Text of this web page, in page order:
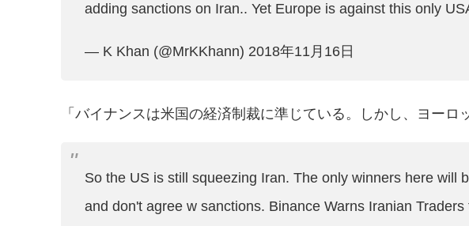
adding sanctions on Iran.. Yet Europe is against this only
— K Khan (@MrKKhann) 2018年11月16日
「バイナンスは米国の経済制裁に準じている。しかし、ヨーロ
So the US is still squeezing Iran. The only winners here will
and don't agree w sanctions. Binance Warns Iranian